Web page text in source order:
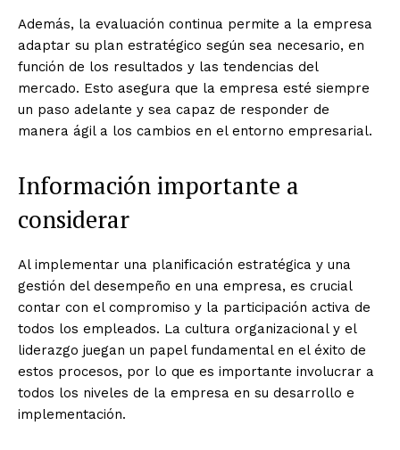
Además, la evaluación continua permite a la empresa
adaptar su plan estratégico según sea necesario, en
función de los resultados y las tendencias del
mercado. Esto asegura que la empresa esté siempre
un paso adelante y sea capaz de responder de
manera ágil a los cambios en el entorno empresarial.
Información importante a
considerar
Al implementar una planificación estratégica y una
gestión del desempeño en una empresa, es crucial
contar con el compromiso y la participación activa de
todos los empleados. La cultura organizacional y el
liderazgo juegan un papel fundamental en el éxito de
estos procesos, por lo que es importante involucrar a
todos los niveles de la empresa en su desarrollo e
implementación.